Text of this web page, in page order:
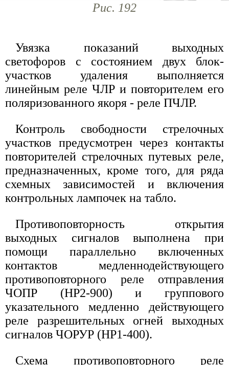
Рис. 192
Увязка показаний выходных
светофоров с состоянием двух блок-
участков удаления выполняется
линейным реле ЧЛР и повторителем его
поляризованного якоря - реле ПЧЛР.
Контроль свободности стрелочных
участков предусмотрен через контакты
повторителей стрелочных путевых реле,
предназначенных, кроме того, для ряда
схемных зависимостей и включения
контрольных лампочек на табло.
Противоповторность открытия
выходных сигналов выполнена при
помощи параллельно включенных
контактов медленнодействующего
противоповторного реле отправления
ЧОПР (НР2-900) и группового
указательного медленно действующего
реле разрешительных огней выходных
сигналов ЧОРУР (НР1-400).
Схема противоповторного реле